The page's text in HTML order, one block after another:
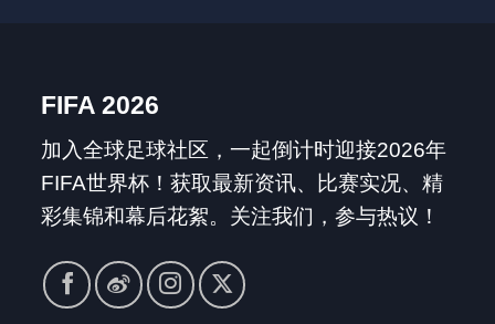
FIFA 2026
加入全球足球社区，一起倒计时迎接2026年
FIFA世界杯！获取最新资讯、比赛实况、精
彩集锦和幕后花絮。关注我们，参与热议！